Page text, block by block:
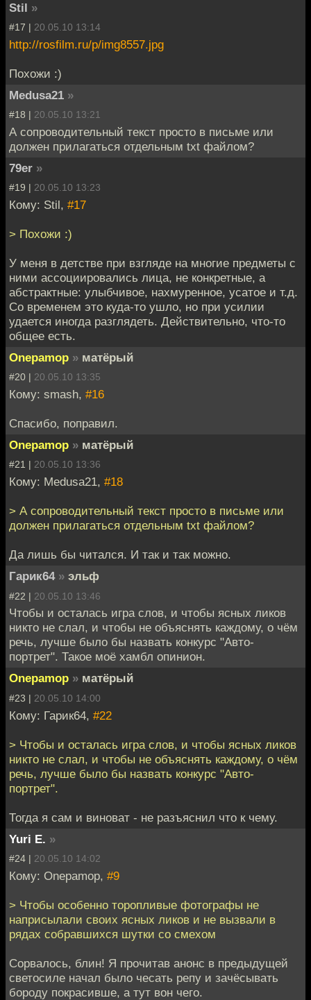
Stil »
#17 | 20.05.10 13:14
http://rosfilm.ru/p/img8557.jpg
Похожи :)
Medusa21 »
#18 | 20.05.10 13:21
А сопроводительный текст просто в письме или
должен прилагаться отдельным txt файлом?
79er »
#19 | 20.05.10 13:23
Кому: Stil, #17
> Похожи :)
У меня в детстве при взгляде на многие предметы с
ними ассоциировались лица, не конкретные, а
абстрактные: улыбчивое, нахмуренное, усатое и т.д.
Со временем это куда-то ушло, но при усилии
удается иногда разглядеть. Действительно, что-то
общее есть.
Onepamop » матёрый
#20 | 20.05.10 13:35
Кому: smash, #16
Спасибо, поправил.
Onepamop » матёрый
#21 | 20.05.10 13:36
Кому: Medusa21, #18
> А сопроводительный текст просто в письме или
должен прилагаться отдельным txt файлом?
Да лишь бы читался. И так и так можно.
Гарик64 » эльф
#22 | 20.05.10 13:46
Чтобы и осталась игра слов, и чтобы ясных ликов
никто не слал, и чтобы не объяснять каждому, о чём
речь, лучше было бы назвать конкурс "Авто-
портрет". Такое моё хамбл опинион.
Onepamop » матёрый
#23 | 20.05.10 14:00
Кому: Гарик64, #22
> Чтобы и осталась игра слов, и чтобы ясных ликов
никто не слал, и чтобы не объяснять каждому, о чём
речь, лучше было бы назвать конкурс "Авто-
портрет".
Тогда я сам и виноват - не разъяснил что к чему.
Yuri E. »
#24 | 20.05.10 14:02
Кому: Onepamop, #9
> Чтобы особенно торопливые фотографы не
наприсылали своих ясных ликов и не вызвали в
рядах собравшихся шутки со смехом
Сорвалось, блин! Я прочитав анонс в предыдущей
светосиле начал было чесать репу и зачёсывать
бороду покрасивше, а тут вон чего.